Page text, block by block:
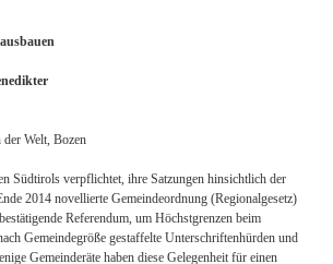
Welt, Bozen
Südtirols verpflichtet, ihre Satzungen hinsichtlich der
2014 novellierte Gemeindeordnung (Regionalgesetz)
Referendum, um Höchstgrenzen beim
Gemeindegröße gestaffelte Unterschriftenhürden und
Gemeinderäte haben diese Gelegenheit für einen